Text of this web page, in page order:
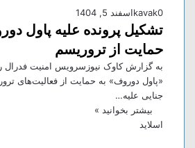
kavakاسفند 5, 1404 0
تشکیل پرونده علیه پاول
حمایت از تروریسم
به گزارش کاوک نیوزسرویس امنیت فدرال
«پاول دوروف» به حمایت از فعالیت‌های
جنایی علیه…
بیشتر بخوانید »
اسلاید